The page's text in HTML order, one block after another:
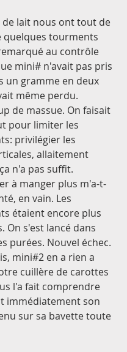
de lait nous ont tout de
quelques tourments
au contrôle
mini# n'avait pas pris
un gramme en deux
même perdu.
de massue. On faisait
pour limiter les
privilégier les
allaitement
n'a pas suffit.
à manger plus m'a-t-
en vain. Les
étaient encore plus
On s'est lancé dans
purées. Nouvel échec.
mini#2 en a rien a
cuillère de carottes
l'a fait comprendre
immédiatement son
sur sa bavette toute